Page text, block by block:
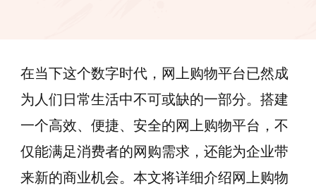
在当下这个数字时代，网上购物平台已然成
为人们日常生活中不可或缺的一部分。搭建
一个高效、便捷、安全的网上购物平台，不
仅能满足消费者的网购需求，还能为企业带
来新的商业机会。本文将详细介绍网上购物